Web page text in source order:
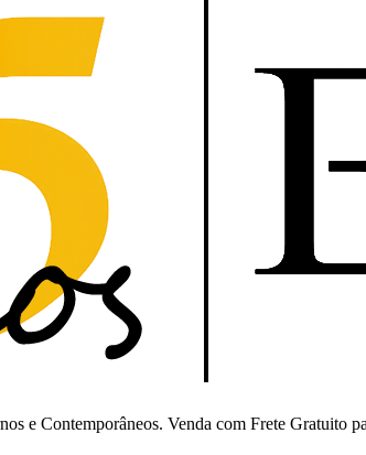
e Contemporâneos. Venda com Frete Gratuito